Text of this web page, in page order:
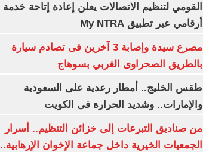
القومي لتنظيم الاتصالات يعلن إعادة إتاحة خدمة
أرقامي عبر تطبيق My NTRA
مصرع سيدة وإصابة 3 آخرين فى تصادم سيارة
بالطريق الصحراوى الغربي بسوهاج
طقس الخليج.. أمطار رعدية على السعودية
والإمارات.. وشديد الحرارة فى الكويت
من صناديق التبرعات إلى خزائن التنظيم.. أسرار
الجمعيات الخيرية داخل جماعة الإخوان الإرهابية..